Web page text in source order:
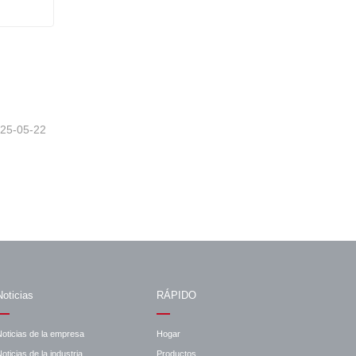
05-22
de la empresa
de la industria
RÁPIDO
Hogar
Productos